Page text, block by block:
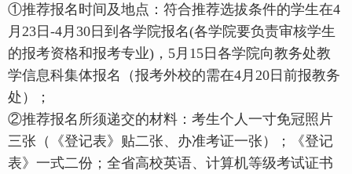
①推荐报名时间及地点：符合推荐选拔条件的学生在4
月23日-4月30日到各学院报名(各学院要负责审核学生
的报考资格和报考专业)，5月15日各学院向教务处教
学信息科集体报名（报考外校的需在4月20日前报教务
处）；
②推荐报名所须递交的材料：考生个人一寸免冠照片
三张（《登记表》贴二张、办准考证一张）；《登记
表》一式二份；全省高校英语、计算机等级考试证书